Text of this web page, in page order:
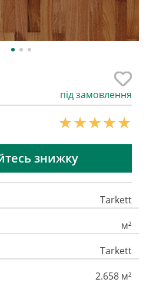
під замовлення
знижку
Tarkett
м²
Tarkett
2.658 м²